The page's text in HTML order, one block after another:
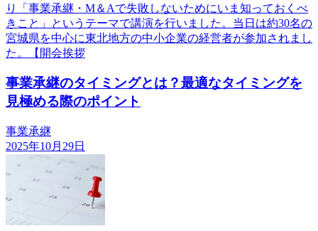
り「事業承継・M＆Aで失敗しないためにいま知っておくべ
きこと」というテーマで講演を行いました。当日は約30名の
宮城県を中心に東北地方の中小企業の経営者が参加されまし
た。【開会挨拶
事業承継のタイミングとは？最適なタイミングを
見極める際のポイント
事業承継
2025年10月29日